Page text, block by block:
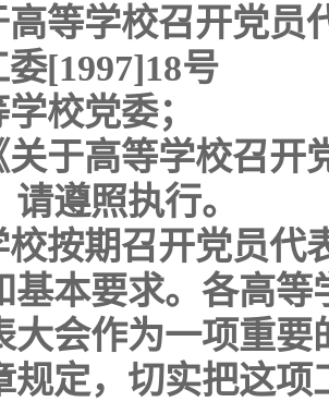
高等学校召开党
[1997]18号
校党委；
关于高等学校召开
遵照执行。
校按期召开党员代
基本要求。各高
大会作为一项重
规定，切实把这项